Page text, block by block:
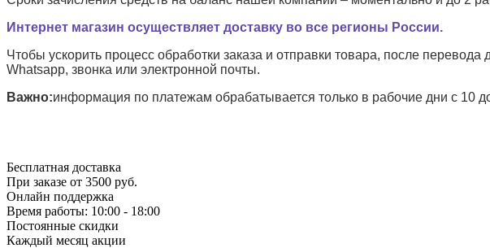
Интернет магазин осуществляет доставку во все регионы России.
Чтобы ускорить процесс обработки заказа и отправки товара, после
Whatsapp, звонка или электронной почты.
Важно:информация по платежам обрабатывается только в рабочие дни с 10
Бесплатная доставка
При заказе от 3500 руб.
Онлайн поддержка
Время работы: 10:00 - 18:00
Постоянные скидки
Каждый месяц акции